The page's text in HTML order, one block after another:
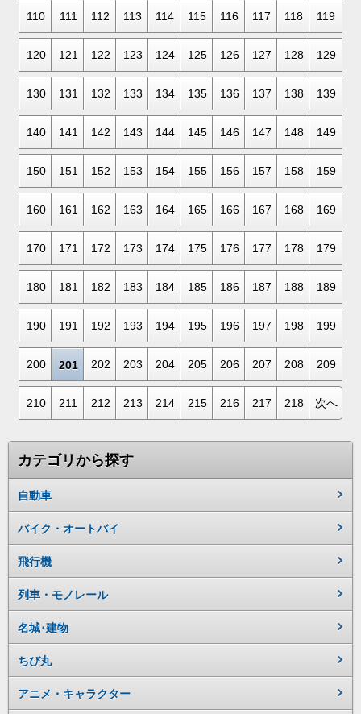
110 111 112 113 114 115 116 117 118 119
120 121 122 123 124 125 126 127 128 129
130 131 132 133 134 135 136 137 138 139
140 141 142 143 144 145 146 147 148 149
150 151 152 153 154 155 156 157 158 159
160 161 162 163 164 165 166 167 168 169
170 171 172 173 174 175 176 177 178 179
180 181 182 183 184 185 186 187 188 189
190 191 192 193 194 195 196 197 198 199
200 201 202 203 204 205 206 207 208 209
210 211 212 213 214 215 216 217 218 次へ
カテゴリから探す
自動車
バイク・オートバイ
飛行機
列車・モノレール
名城･建物
ちび丸
アニメ・キャラクター